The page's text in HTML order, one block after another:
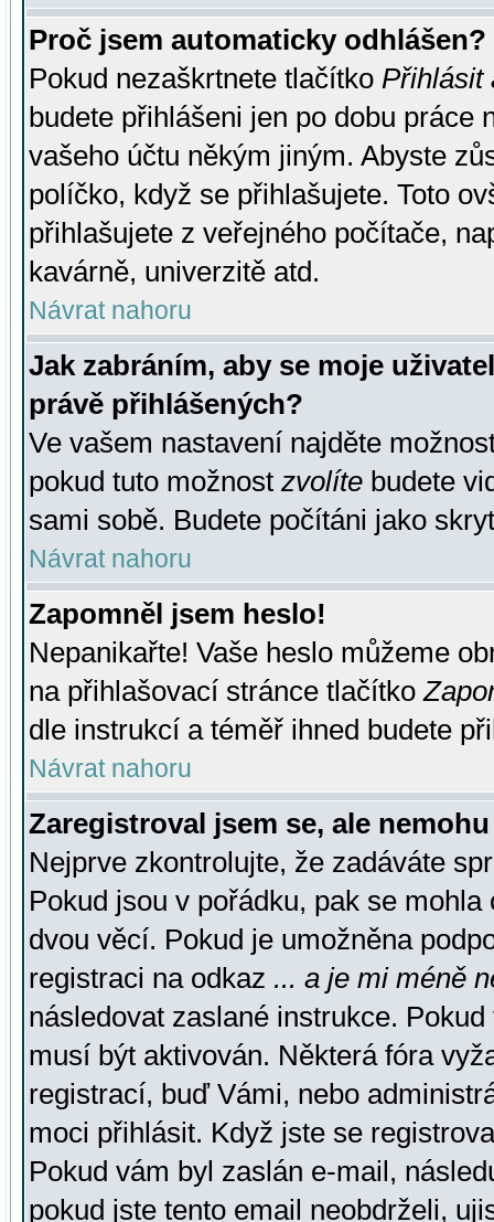
Proč jsem automaticky odhlášen?
Pokud nezaškrtnete tlačítko Přihlásit
budete přihlášeni jen po dobu práce
vašeho účtu někým jiným. Abyste
políčko, když se přihlašujete. Toto
přihlašujete z veřejného počítače,
kavárně, univerzitě atd.
Návrat nahoru
Jak zabráním, aby se moje
právě přihlášených?
Ve vašem nastavení najděte
pokud tuto možnost zvolíte budete
sami sobě. Budete počítáni jako
Návrat nahoru
Zapomněl jsem heslo!
Nepanikařte! Vaše heslo můžeme
na přihlašovací stránce tlačítko
dle instrukcí a téměř ihned budete
Návrat nahoru
Zaregistroval jsem se, ale
Nejprve zkontrolujte, že zadáváte
Pokud jsou v pořádku, pak se
dvou věcí. Pokud je umožněna
registraci na odkaz ... a je mi méně
následovat zaslané instrukce.
musí být aktivován. Některá fóra
registrací, buď Vámi, nebo
moci přihlásit. Když jste se
Pokud vám byl zaslán e-mail,
pokud jste tento email neobdrželi,